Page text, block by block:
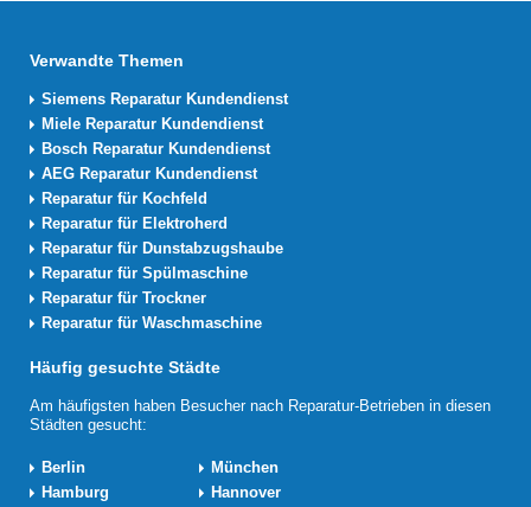
Verwandte Themen
Siemens Reparatur Kundendienst
Miele Reparatur Kundendienst
Bosch Reparatur Kundendienst
AEG Reparatur Kundendienst
Reparatur für Kochfeld
Reparatur für Elektroherd
Reparatur für Dunstabzugshaube
Reparatur für Spülmaschine
Reparatur für Trockner
Reparatur für Waschmaschine
Häufig gesuchte Städte
Am häufigsten haben Besucher nach Reparatur-Betrieben in diesen
Städten gesucht:
Berlin
München
Hamburg
Hannover